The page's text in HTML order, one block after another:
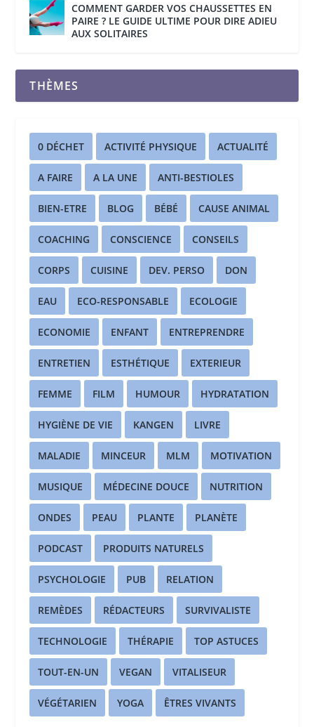
COMMENT GARDER VOS CHAUSSETTES EN
PAIRE ? LE GUIDE ULTIME POUR DIRE ADIEU
AUX SOLITAIRES
THÈMES
0 DÉCHET ACTIVITÉ PHYSIQUE ACTUALITÉ
A FAIRE A LA UNE ANTI-BESTIOLES
BIEN-ETRE BLOG BÉBÉ CAUSE ANIMAL
COACHING CONSCIENCE CONSEILS
CORPS CUISINE DEV. PERSO DON
EAU ECO-RESPONSABLE ECOLOGIE
ECONOMIE ENFANT ENTREPRENDRE
ENTRETIEN ESTHÉTIQUE EXTERIEUR
FEMME FILM HUMOUR HYDRATATION
HYGIÈNE DE VIE KANGEN LIVRE
MALADIE MINCEUR MLM MOTIVATION
MUSIQUE MÉDECINE DOUCE NUTRITION
ONDES PEAU PLANTE PLANÈTE
PODCAST PRODUITS NATURELS
PSYCHOLOGIE PUB RELATION
REMÈDES RÉDACTEURS SURVIVALISTE
TECHNOLOGIE THÉRAPIE TOP ASTUCES
TOUT-EN-UN VEGAN VITALISEUR
VÉGÉTARIEN YOGA ÊTRES VIVANTS